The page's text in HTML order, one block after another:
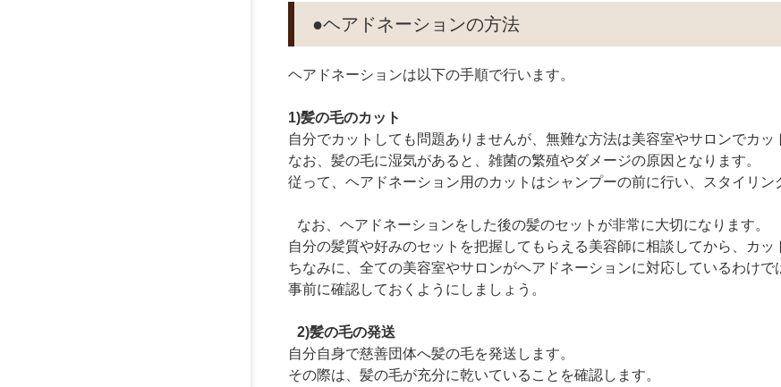
●ヘアドネーションの方法
ヘアドネーションは以下の手順で行います。
1)髪の毛のカット
自分でカットしても問題ありませんが、無難な方法は美容室やサロンでカッ
なお、髪の毛に湿気があると、雑菌の繁殖やダメージの原因となります。
従って、ヘアドネーション用のカットはシャンプーの前に行い、スタイリ
なお、ヘアドネーションをした後の髪のセットが非常に大切になります。
自分の髪質や好みのセットを把握してもらえる美容師に相談してから、カッ
ちなみに、全ての美容室やサロンがヘアドネーションに対応しているわけで
事前に確認しておくようにしましょう。
2)髪の毛の発送
自分自身で慈善団体へ髪の毛を発送します。
その際は、髪の毛が充分に乾いていることを確認します。